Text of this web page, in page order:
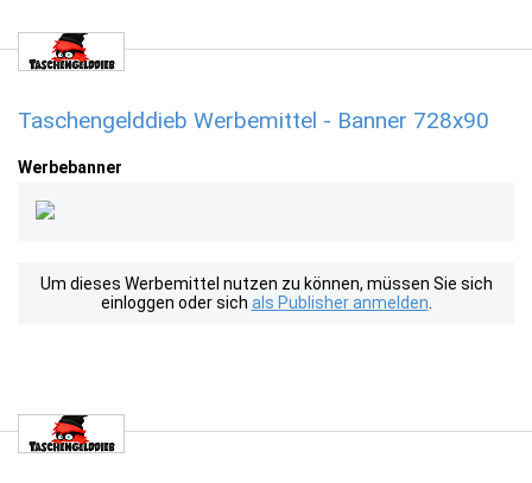
Taschengelddieb Werbemittel - Banner 728x90
Werbebanner
Um dieses Werbemittel nutzen zu können, müssen Sie sich
einloggen oder sich als Publisher anmelden